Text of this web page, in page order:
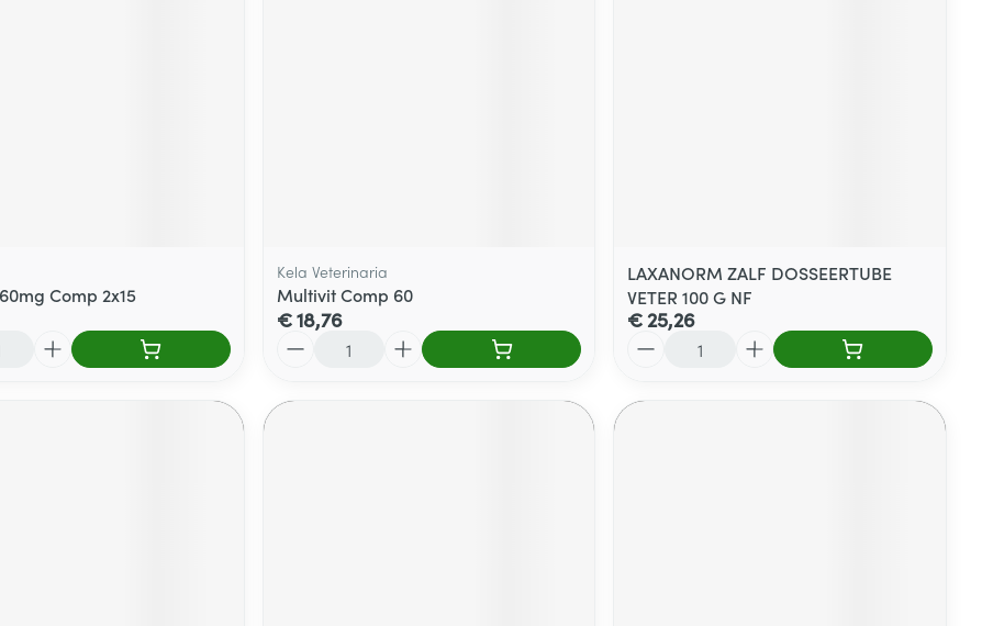
Comp 2x15
Kela Veterinaria
Multivit Comp 60
€ 18,76
LAXANORM ZALF DOSSEERTUBE
VETER 100 G NF
€ 25,26